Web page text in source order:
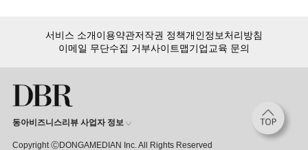
서비스 소개이용약관저작권 정책개인정보처리방침
이메일 무단수집 거부사이트맵기업교육 문의
동아비즈니스리뷰 사업자 정보
Copyright ⒸDONGAMEDIAN Inc. All Rights Reserved